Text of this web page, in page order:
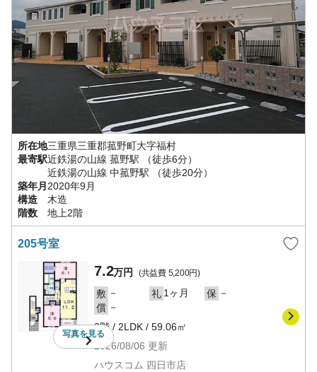
所在地三重県三重郡菰野町大字福村
最寄駅近鉄湯の山線 菰野駅
（徒歩6分）
近鉄湯の山線 中菰野駅
（徒歩20分）
築年月 2020年9月
構造
木造
階数
地上2階
205号室
写真を見る
7.2万円 (共益費 5,200円)
敷 － 礼 1ヶ月 保 －
償 －
2階/ 2LDK / 59.06㎡
2026/08/06 更新
ハウスコム 四日市店